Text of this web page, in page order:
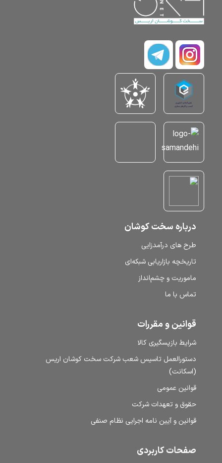
درباره سخت کوشان
طرح‌ های درآمدزایی
تاریخچه بازاریابی شبکه‌ای
ماموریت و چشم‌انداز
تماس با ما
قوانین و مقررات
شرایط بازپسگیری کالا
دستورالعمل تاسیس شعب شرکت سخت کوشان اریس
(اسکانت)
قوانین عمومی
حقوق و تعهدات شرکت
قوانین و آیین نامه اجرایی نظام صنفی
صفحات کاربردی